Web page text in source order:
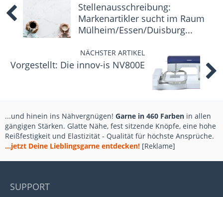
Stellenausschreibung:
Markenartikler sucht im Raum
Mülheim/Essen/Duisburg...
NÄCHSTER ARTIKEL
Vorgestellt: Die innov-is NV800E
...und hinein ins Nähvergnügen! Garne in 460 Farben in allen
gängigen Stärken. Glatte Nähe, fest sitzende Knöpfe, eine hohe
Reißfestigkeit und Elastizität - Qualität für höchste Ansprüche.
...jetzt Deine Lieblingsgarne entdecken! [Reklame]
SUPPORT